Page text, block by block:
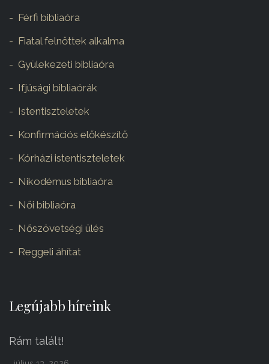
Férfi bibliaóra
Fiatal felnőttek alkalma
Gyülekezeti bibliaóra
Ifjúsági bibliaórák
Istentiszteletek
Konfirmációs előkészítő
Kórházi istentiszteletek
Nikodémus bibliaóra
Női bibliaóra
Nőszövetségi ülés
Reggeli áhítat
Legújabb híreink
Rám talált!